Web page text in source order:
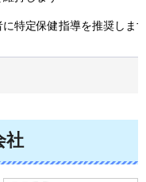
特定保健指導を推奨しま
社